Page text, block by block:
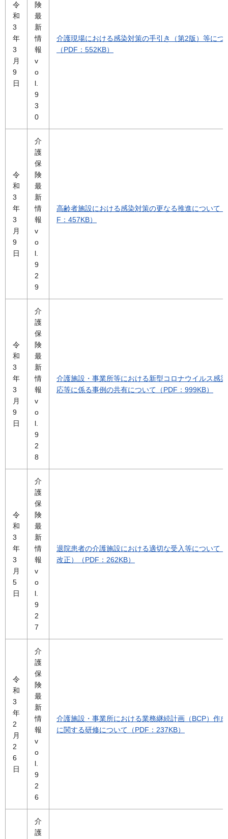
令
和
3
年
3
月
9
日
険
最
新
情
報
v
o
l.
9
3
0
介護現場における感染対策の手引き（第2版）等につ
（PDF：552KB）
令
和
3
年
3
月
9
日
介
護
保
険
最
新
情
報
v
o
l.
9
2
9
高齢者施設における感染対策の更なる推進について
F：457KB）
令
和
3
年
3
月
9
日
介
護
保
険
最
新
情
報
v
o
l.
9
2
8
介護施設・事業所等における新型コロナウイルス感
応等に係る事例の共有について（PDF：999KB）
令
和
3
年
3
月
5
日
介
護
保
険
最
新
情
報
v
o
l.
9
2
7
退院患者の介護施設における適切な受入等について
改正）（PDF：262KB）
令
和
3
年
2
月
2
6
日
介
護
保
険
最
新
情
報
v
o
l.
9
2
6
介護施設・事業所における業務継続計画（BCP）作
に関する研修について（PDF：237KB）
介
護